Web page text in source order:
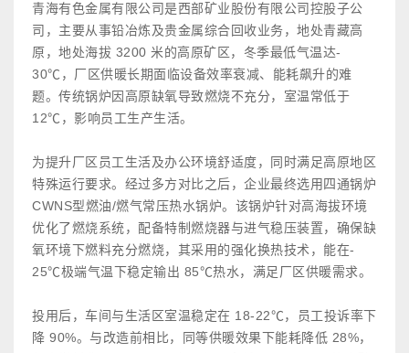
青海有色金属有限公司是西部矿业股份有限公司控股子公
司，主要从事铅冶炼及贵金属综合回收业务，地处青藏高
原，地处海拔 3200 米的高原矿区，冬季最低气温达-
30℃，厂区供暖长期面临设备效率衰减、能耗飙升的难
题。传统锅炉因高原缺氧导致燃烧不充分，室温常低于
12℃，影响员工生产生活。
为提升厂区员工生活及办公环境舒适度，同时满足高原地区
特殊运行要求。经过多方对比之后，企业最终选用四通锅炉
CWNS型燃油/燃气常压热水锅炉。该锅炉针对高海拔环境
优化了燃烧系统，配备特制燃烧器与进气稳压装置，确保缺
氧环境下燃料充分燃烧，其采用的强化换热技术，能在-
25℃极端气温下稳定输出 85℃热水，满足厂区供暖需求。​
投用后，车间与生活区室温稳定在 18-22℃，员工投诉率下
降 90%。与改造前相比，同等供暖效果下能耗降低 28%，